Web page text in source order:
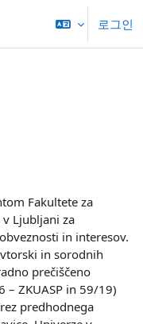
로그인
Fakultete za
Ljubljani za
in interesov.
in sorodnih
prečiščeno
ZKUASP in 59/19)
predhodnega